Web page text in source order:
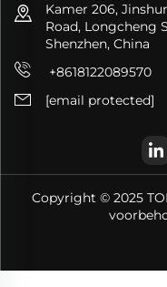
Kamer 206,
Road, Longcheng
Shenzhen, China
+8618122089570
[email protected]
Copyright © 2025